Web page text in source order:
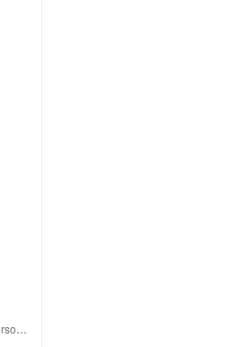
英格索兰Ingersoll Rand